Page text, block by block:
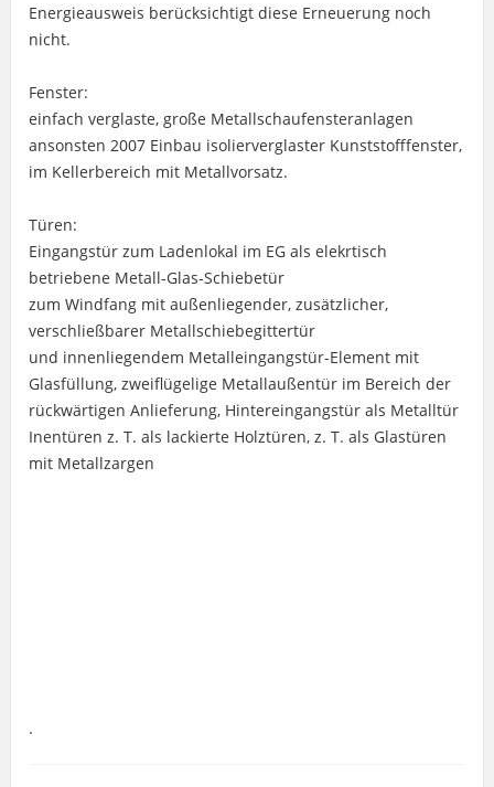
Energieausweis berücksichtigt diese Erneuerung noch
nicht.
Fenster:
einfach verglaste, große Metallschaufensteranlagen
ansonsten 2007 Einbau isolierverglaster Kunststofffenster,
im Kellerbereich mit Metallvorsatz.
Türen:
Eingangstür zum Ladenlokal im EG als elekrtisch
betriebene Metall-Glas-Schiebetür
zum Windfang mit außenliegender, zusätzlicher,
verschließbarer Metallschiebegittertür
und innenliegendem Metalleingangstür-Element mit
Glasfüllung, zweiflügelige Metallaußentür im Bereich der
rückwärtigen Anlieferung, Hintereingangstür als Metalltür
Inentüren z. T. als lackierte Holztüren, z. T. als Glastüren
mit Metallzargen
.